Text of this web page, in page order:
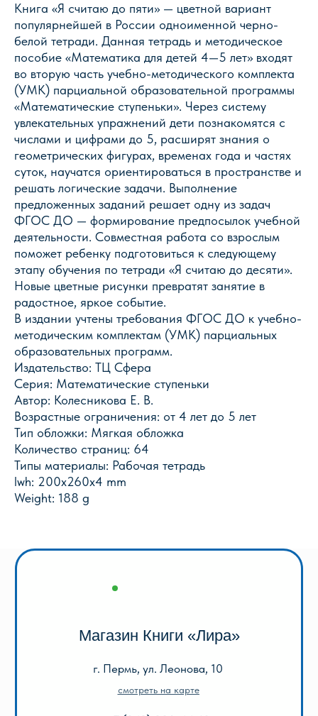
Книга «Я считаю до пяти» — цветной вариант
популярнейшей в России одноименной черно-
белой тетради. Данная тетрадь и методическое
пособие «Математика для детей 4—5 лет» входят
во вторую часть учебно-методического комплекта
(УМК) парциальной образовательной программы
«Математические ступеньки». Через систему
увлекательных упражнений дети познакомятся с
числами и цифрами до 5, расширят знания о
геометрических фигурах, временах года и частях
суток, научатся ориентироваться в пространстве и
решать логические задачи. Выполнение
предложенных заданий решает одну из задач
ФГОС ДО — формирование предпосылок учебной
деятельности. Совместная работа со взрослым
поможет ребенку подготовиться к следующему
этапу обучения по тетради «Я считаю до десяти».
Новые цветные рисунки превратят занятие в
радостное, яркое событие.
В издании учтены требования ФГОС ДО к учебно-
методическим комплектам (УМК) парциальных
образовательных программ.
Издательство: ТЦ Сфера
Серия: Математические ступеньки
Автор: Колесникова Е. В.
Возрастные ограничения: от 4 лет до 5 лет
Тип обложки: Мягкая обложка
Количество страниц: 64
Типы материалы: Рабочая тетрадь
lwh: 200x260x4 mm
Weight: 188 g
+7 (342) 226-44-10
+7 902 478-01-11
Магазин Книги «Лира»
пн-пт 10.00 - 19.00
сб 10.00 - 18.00
без обеда
вс выходной
г. Пермь, ул. Голева, 9а
Оптовый отдел «Лира-2»
пн-пт 9.00 - 18.00
Акции
Для школы
Для дошкольников